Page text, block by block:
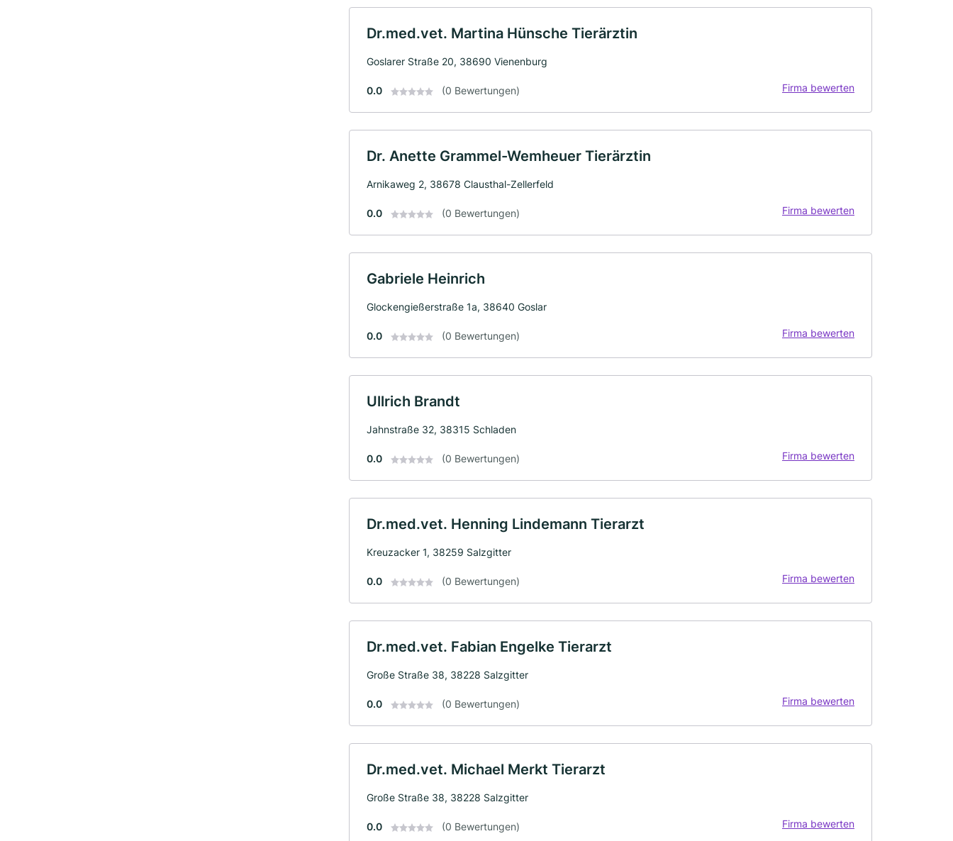
Dr.med.vet. Martina Hünsche Tierärztin
Goslarer Straße 20, 38690 Vienenburg
0.0 (0 Bewertungen) Firma bewerten
Dr. Anette Grammel-Wemheuer Tierärztin
Arnikaweg 2, 38678 Clausthal-Zellerfeld
0.0 (0 Bewertungen) Firma bewerten
Gabriele Heinrich
Glockengießerstraße 1a, 38640 Goslar
0.0 (0 Bewertungen) Firma bewerten
Ullrich Brandt
Jahnstraße 32, 38315 Schladen
0.0 (0 Bewertungen) Firma bewerten
Dr.med.vet. Henning Lindemann Tierarzt
Kreuzacker 1, 38259 Salzgitter
0.0 (0 Bewertungen) Firma bewerten
Dr.med.vet. Fabian Engelke Tierarzt
Große Straße 38, 38228 Salzgitter
0.0 (0 Bewertungen) Firma bewerten
Dr.med.vet. Michael Merkt Tierarzt
Große Straße 38, 38228 Salzgitter
0.0 (0 Bewertungen) Firma bewerten